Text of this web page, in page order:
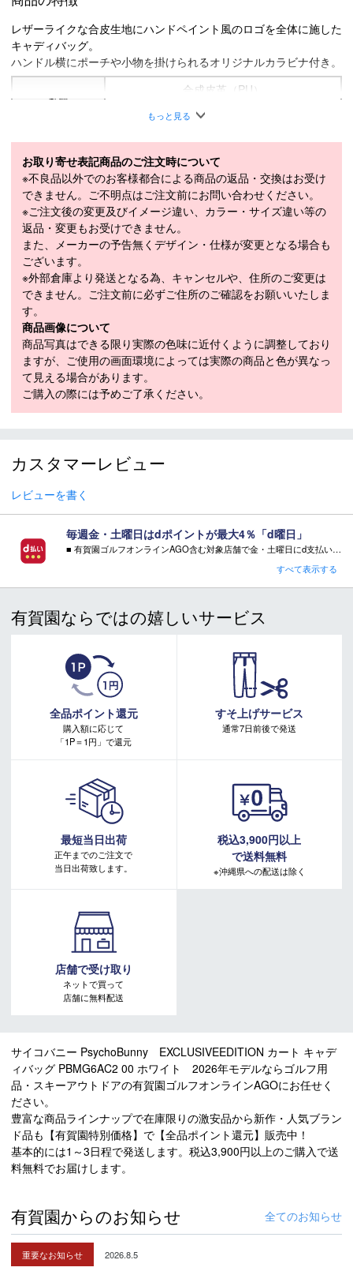
レザーライクな合皮生地にハンドペイント風のロゴを全体に施した
キャディバッグ。
ハンドル横にポーチや小物を掛けられるオリジナルカラビナ付き。
素材
合成皮革（PU）
対応長さ
46インチまで
重量
約4.1kg
口枠
5分割
商品在庫につきまして
在庫管理システム連動により、当店が運営する複数ショッピ
ングサイトと共有の設定になっております。
数分間隔での在庫情報更新になりますのでご注文のタイミン
グによりましては、設定に誤差が生じる場合があります。
その際にはご案内をさせて頂きますので予めご了承願いま
す。
もっと見る
お取り寄せ表記商品のご注文時について
※不良品以外でのお客様都合による商品の返品・交換はお受け
できません。ご不明点はご注文前にお問い合わせください。
※ご注文後の変更及びイメージ違い、カラー・サイズ違い等の
返品・変更もお受けできません。
また、メーカーの予告無くデザイン・仕様が変更となる場合も
ございます。
※外部倉庫より発送となる為、キャンセルや、住所のご変更は
できません。ご注文前に必ずご住所のご確認をお願いいたしま
す。
商品画像について
商品写真はできる限り実際の色味に近付くように調整しており
ますが、ご使用の画面環境によっては実際の商品と色が異なっ
て見える場合があります。
ご購入の際には予めご了承ください。
カスタマーレビュー
レビューを書く
毎週金・土曜日はdポイントが最大4％「d曜日」
■ 有賀園ゴルフオンラインAGO含む対象店舗で金・土曜日にd支払いをすると
■ キャンペーン期間：毎週 金・土曜日 AM 0:00 - PM 23:59
注意事項：
・有賀園ポイントの獲得には別途ログイン/新規登録が必要です。
・本特典は予告なく変更・中止させて頂く場合があります。
・本キャンペーンの特典を受ける場合、ドコモ専用ページでエントリーが必要です。
詳しくはこちらをご確認ください。
キャンペーンページ
すべて表示する
有賀園ならではの嬉しいサービス
全品ポイント還元
購入額に応じて
「1P＝1円」で還元
すそ上げサービス
通常7日前後で発送
最短当日出荷
正午までのご注文で
当日出荷致します。
税込3,900円以上
で送料無料
※沖縄県への配送は除く
店舗で受け取り
ネットで買って
店舗に無料配送
サイコバニー PsychoBunny EXCLUSIVEEDITION カート キャデ
ィバッグ PBMG6AC2 00 ホワイト 2026年モデルならゴルフ用
品・スキーアウトドアの有賀園ゴルフオンラインAGOにお任せく
ださい。
豊富な商品ラインナップで在庫限りの激安品から新作・人気ブラン
ド品も【有賀園特別価格】で【全品ポイント還元】販売中！
基本的には1～3日程で発送します。税込3,900円以上のご購入で送
料無料でお届けします。
有賀園からのお知らせ 全てのお知らせ
重要なお知らせ 2026.8.5